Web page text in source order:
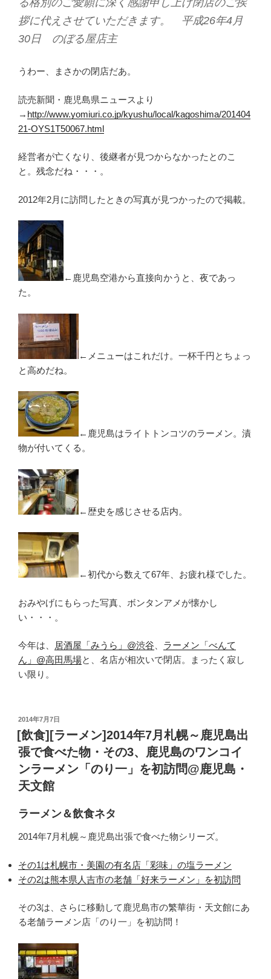
る格別のご愛願に深く感謝申し上げ閉店のご挨
拶に代えさせていただきます。 平成26年4月
30日 のぼる屋店主
うわー、まさかの閉店だあ。
読売新聞・鹿児島県ニュースより
→ http://www.yomiuri.co.jp/kyushu/local/kagoshima/201404
21-OYS1T50067.html
経営者が亡くなり、後継者が見つからなかったとのこ
と。残念だね・・・。
2012年2月に訪問したときの写真が見つかったので掲載。
←鹿児島空港から直接向かうと、夜であっ
た。
←メニューはこれだけ。一杯千円とちょっ
と高めだね。
←鹿児島はライトトンコツのラーメン。漬
物が付いてくる。
←歴史を感じさせる店内。
←初代から数えて67年、お疲れ様でした。
おみやげにもらった写真、ボンタンアメが懐かし
い・・・。
今年は、 居酒屋「みうら」@渋谷
ラーメン「べんて
ん」@高田馬場と、名店が相次いで閉店。まったく寂し
い限り。
投
稿
日:
2014年7月7日
[飲食][ラーメン]2014年7月札幌～鹿児島出
張で食べた物・その3、鹿児島のワンコイ
ンラーメン「のり一」を初訪問@鹿児島・
天文館
ラーメン＆飲食ネタ
2014年7月札幌～鹿児島出張で食べた物シリーズ。
その1は札幌市・美園の有名店「彩味」の塩ラーメン
その2は熊本県人吉市の老舗「好来ラーメン」を初訪問
その3は、さらに移動して鹿児島市の繁華街・天文館にあ
る老舗ラーメン店「のり一」を初訪問！